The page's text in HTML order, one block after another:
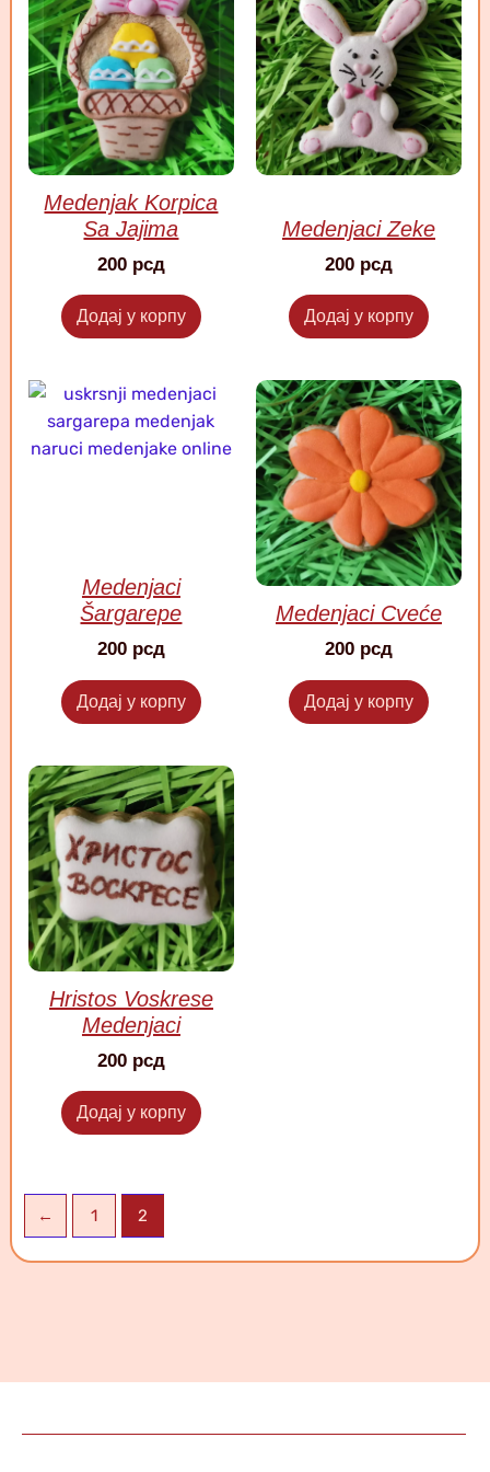
Medenjak Korpica
Sa Jajima
200 рсд
Додај у корпу
Medenjaci Zeke
200 рсд
Додај у корпу
Medenjaci
Šargarepe
200 рсд
Додај у корпу
Medenjaci Cveće
200 рсд
Додај у корпу
Hristos Voskrese
Medenjaci
200 рсд
Додај у корпу
← 1 2